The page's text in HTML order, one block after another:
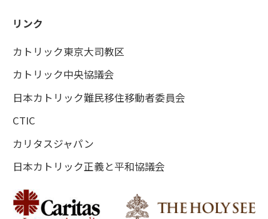
リンク
カトリック東京大司教区
カトリック中央協議会
日本カトリック難民移住移動者委員会
CTIC
カリタスジャパン
日本カトリック正義と平和協議会